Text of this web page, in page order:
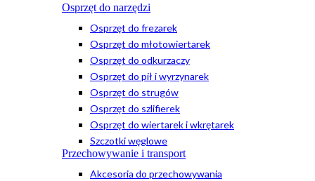
Osprzęt do narzędzi
Osprzęt do frezarek
Osprzęt do młotowiertarek
Osprzęt do odkurzaczy
Osprzęt do pił i wyrzynarek
Osprzęt do strugów
Osprzęt do szlifierek
Osprzęt do wiertarek i wkrętarek
Szczotki węglowe
Przechowywanie i transport
Akcesoria do przechowywania